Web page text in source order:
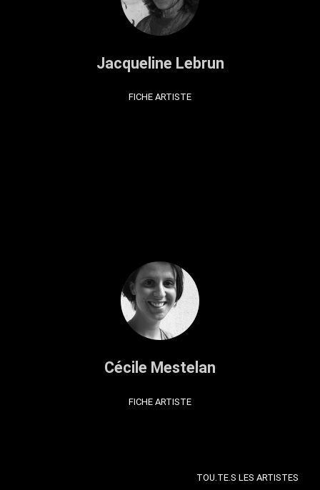
Jacqueline Lebrun
FICHE ARTISTE
Cécile Mestelan
FICHE ARTISTE
TOU.TE.S LES ARTISTES